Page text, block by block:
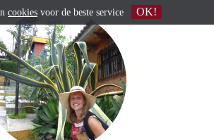
cookies voor de beste service OK!